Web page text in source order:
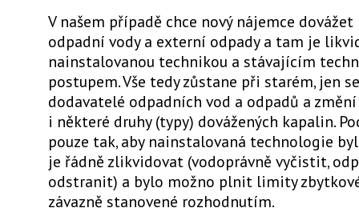
V našem případě chce nový nájemce dovážet
odpadní vody a externí odpady a tam je
nainstalovanou technikou a stávajícím
postupem. Vše tedy zůstane při starém, jen
dodavatelé odpadních vod a odpadů a
i některé druhy (typy) dovážených kapalin.
pouze tak, aby nainstalovaná technologie
je řádně zlikvidovat (vodoprávně vyčistit,
odstranit) a bylo možno plnit limity
závazně stanovené rozhodnutím.